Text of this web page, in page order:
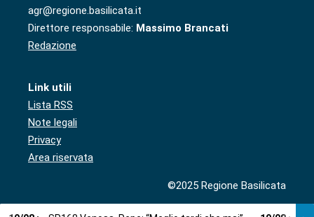
agr@regione.basilicata.it
Direttore responsabile: Massimo Brancati
Redazione
Link utili
Lista RSS
Note legali
Privacy
Area riservata
©2025 Regione Basilicata